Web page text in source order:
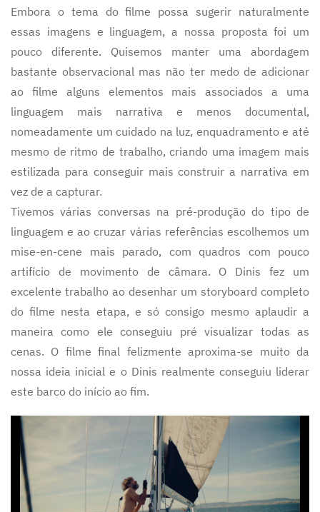
Embora o tema do filme possa sugerir naturalmente
essas imagens e linguagem, a nossa proposta foi um
pouco diferente. Quisemos manter uma abordagem
bastante observacional mas não ter medo de adicionar
ao filme alguns elementos mais associados a uma
linguagem mais narrativa e menos documental,
nomeadamente um cuidado na luz, enquadramento e até
mesmo de ritmo de trabalho, criando uma imagem mais
estilizada para conseguir mais construir a narrativa em
vez de a capturar.
Tivemos várias conversas na pré-produção do tipo de
linguagem e ao cruzar várias referências escolhemos um
mise-en-cene mais parado, com quadros com pouco
artifício de movimento de câmara. O Dinis fez um
excelente trabalho ao desenhar um storyboard completo
do filme nesta etapa, e só consigo mesmo aplaudir a
maneira como ele conseguiu pré visualizar todas as
cenas. O filme final felizmente aproxima-se muito da
nossa ideia inicial e o Dinis realmente conseguiu liderar
este barco do início ao fim.